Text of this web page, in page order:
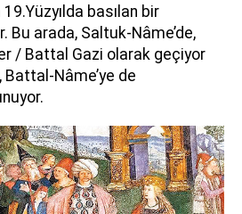
basılan bir
Bu arada, Saltuk-Nâme’de,
/ Battal Gazi olarak geçiyor
Battal-Nâme’ye de